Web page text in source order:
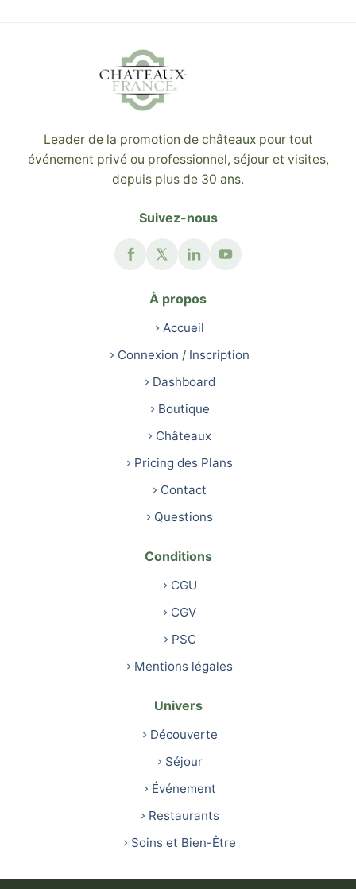
Leader de la promotion de châteaux pour tout
événement privé ou professionnel, séjour et visites,
depuis plus de 30 ans.
Suivez-nous
À propos
Accueil
Connexion / Inscription
Dashboard
Boutique
Châteaux
Pricing des Plans
Contact
Questions
Conditions
CGU
CGV
PSC
Mentions légales
Univers
Découverte
Séjour
Événement
Restaurants
Soins et Bien-Être